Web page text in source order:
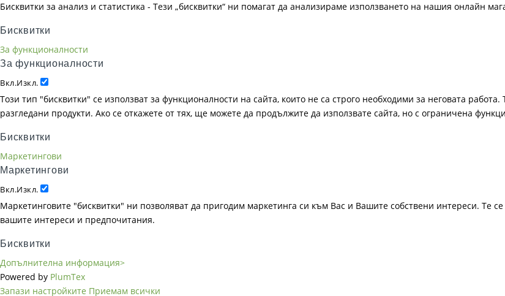
Бисквитки за анализ и статистика - Тези „бисквитки“ ни помагат да анализираме използването на нашия онлайн
Бисквитки
За функционалности
За функционалности
Вкл.Изкл.
Този тип "бисквитки" се използват за функционалности на сайта, които не са строго необходими за неговата
разгледани продукти. Ако се откажете от тях, ще можете да продължите да използвате сайта, но с ограничена
Бисквитки
Маркетингови
Маркетингови
Вкл.Изкл.
Маркетинговите "бисквитки" ни позволяват да пригодим маркетинга си към Вас и Вашите собствени интереси. Те
вашите интереси и предпочитания.
Бисквитки
Допълнителна информация>
Powered by PlumTex
Запази настройките Приемам всички